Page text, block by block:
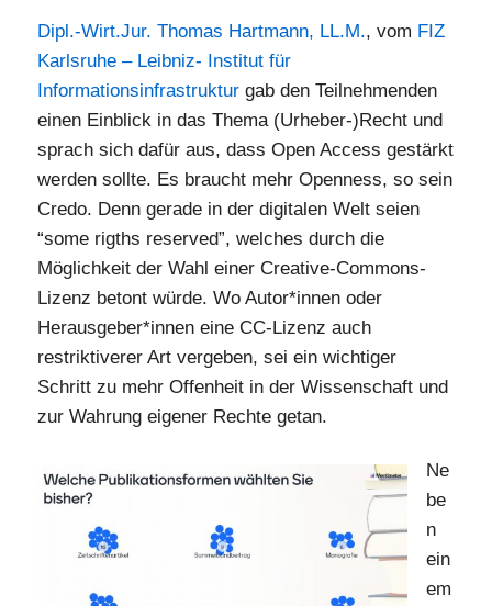
Dipl.-Wirt.Jur. Thomas Hartmann, LL.M., vom FIZ
Karlsruhe – Leibniz- Institut für
Informationsinfrastruktur gab den Teilnehmenden
einen Einblick in das Thema (Urheber-)Recht und
sprach sich dafür aus, dass Open Access gestärkt
werden sollte. Es braucht mehr Openness, so sein
Credo. Denn gerade in der digitalen Welt seien
“some rigths reserved”, welches durch die
Möglichkeit der Wahl einer Creative-Commons-
Lizenz betont würde. Wo Autor*innen oder
Herausgeber*innen eine CC-Lizenz auch
restriktiverer Art vergeben, sei ein wichtiger
Schritt zu mehr Offenheit in der Wissenschaft und
zur Wahrung eigener Rechte getan.
Ne
be
n
ein
em